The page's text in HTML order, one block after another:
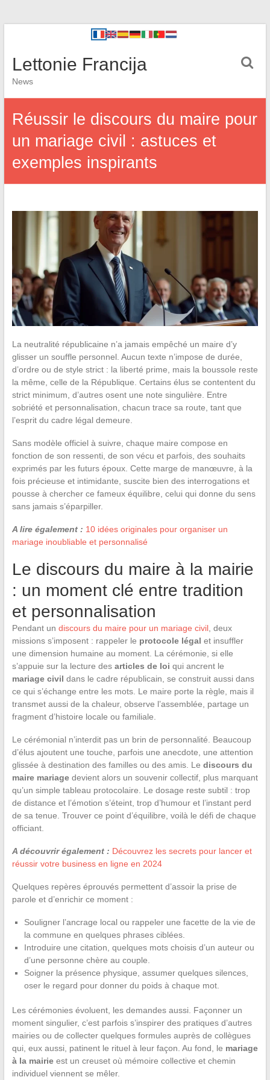
Lettonie Francija
News
Réussir le discours du maire pour
un mariage civil : astuces et
exemples inspirants
La neutralité républicaine n’a jamais empêché un maire d’y
glisser un souffle personnel. Aucun texte n’impose de durée,
d’ordre ou de style strict : la liberté prime, mais la boussole reste
la même, celle de la République. Certains élus se contentent du
strict minimum, d’autres osent une note singulière. Entre
sobriété et personnalisation, chacun trace sa route, tant que
l’esprit du cadre légal demeure.
Sans modèle officiel à suivre, chaque maire compose en
fonction de son ressenti, de son vécu et parfois, des souhaits
exprimés par les futurs époux. Cette marge de manœuvre, à la
fois précieuse et intimidante, suscite bien des interrogations et
pousse à chercher ce fameux équilibre, celui qui donne du sens
sans jamais s’éparpiller.
A lire également : 10 idées originales pour organiser un
mariage inoubliable et personnalisé
Le discours du maire à la mairie
: un moment clé entre tradition
et personnalisation
Pendant un discours du maire pour un mariage civil, deux
missions s’imposent : rappeler le protocole légal et insuffler
une dimension humaine au moment. La cérémonie, si elle
s’appuie sur la lecture des articles de loi qui ancrent le
mariage civil dans le cadre républicain, se construit aussi dans
ce qui s’échange entre les mots. Le maire porte la règle, mais il
transmet aussi de la chaleur, observe l’assemblée, partage un
fragment d’histoire locale ou familiale.
Le cérémonial n’interdit pas un brin de personnalité. Beaucoup
d’élus ajoutent une touche, parfois une anecdote, une attention
glissée à destination des familles ou des amis. Le discours du
maire mariagedevient alors un souvenir collectif, plus marquant
qu’un simple tableau protocolaire. Le dosage reste subtil : trop
de distance et l’émotion s’éteint, trop d’humour et l’instant perd
de sa tenue. Trouver ce point d’équilibre, voilà le défi de chaque
officiant.
A découvrir également : Découvrez les secrets pour lancer et
réussir votre business en ligne en 2024
Quelques repères éprouvés permettent d’assoir la prise de
parole et d’enrichir ce moment :
Souligner l’ancrage local ou rappeler une facette de la vie de
la commune en quelques phrases ciblées.
Introduire une citation, quelques mots choisis d’un auteur ou
d’une personne chère au couple.
Soigner la présence physique, assumer quelques silences,
oser le regard pour donner du poids à chaque mot.
Les cérémonies évoluent, les demandes aussi. Façonner un
moment singulier, c’est parfois s’inspirer des pratiques d’autres
mairies ou de collecter quelques formules auprès de collègues
qui, eux aussi, patinent le rituel à leur façon. Au fond, le mariage
à la mairieest un creuset où mémoire collective et chemin
individuel viennent se mêler.